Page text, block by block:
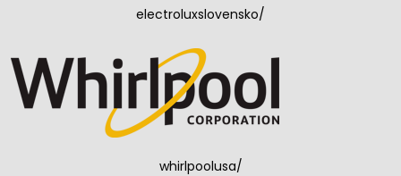
electroluxslovensko/
whirlpoolusa/